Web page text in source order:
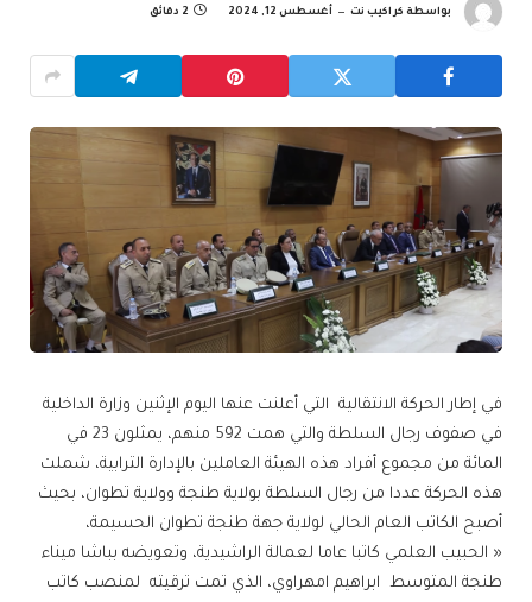
بواسطة كراكيب نت أغسطس 12, 2024 2 دقائق
في إطار الحركة الانتقالية التي أعلنت عنها اليوم الإثنين وزارة الداخلية
في صفوف رجال السلطة والتي همت 592 منهم، يمثلون 23 في
المائة من مجموع أفراد هذه الهيئة العاملين بالإدارة الترابية، شملت
هذه الحركة عددا من رجال السلطة بولاية طنجة وولاية تطوان، بحيث
أصبح الكاتب العام الحالي لولاية جهة طنجة تطوان الحسيمة،
« الحبيب العلمي كاتبا عاما لعمالة الراشيدية، وتعويضه بباشا ميناء
طنجة المتوسط ابراهيم امهراوي، الذي تمت ترقيته لمنصب كاتب